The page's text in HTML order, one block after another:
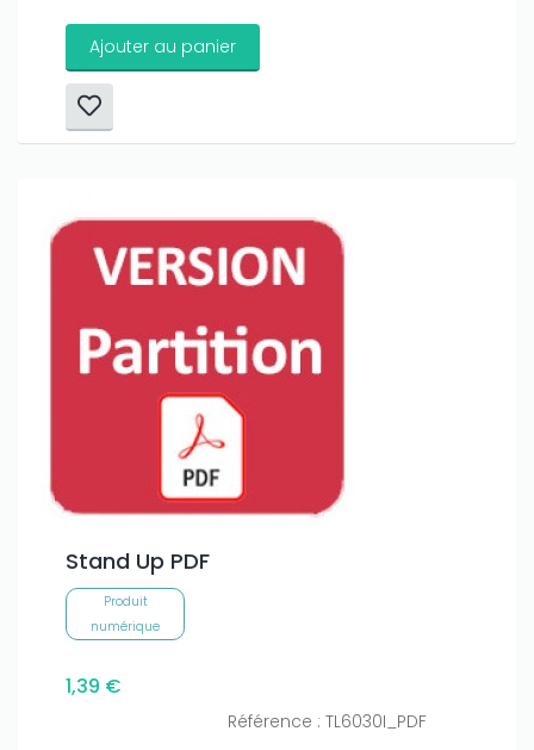
Ajouter au panier
Stand Up PDF
Produit
numérique
1,39 €
Référence : TL6030I_PDF